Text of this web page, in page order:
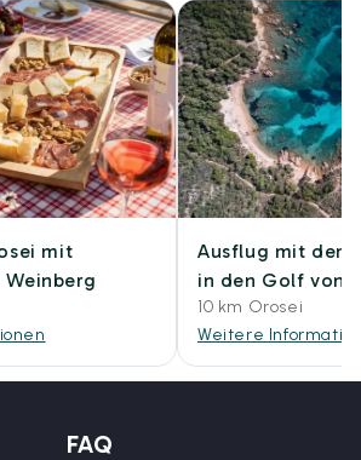
mit
Weinberg
Ausflug mit dem
in den Golf von
10 km Orosei
Weitere
FAQ